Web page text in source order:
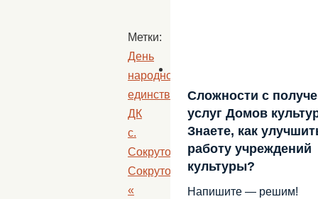
Метки:
День
народного
единства
ДК
с.
Сокрутовка ,
Сокрутовка.
«
Сложности с
услуг Домов
Знаете, как
работу учреждений
культуры?
Напишите — решим!